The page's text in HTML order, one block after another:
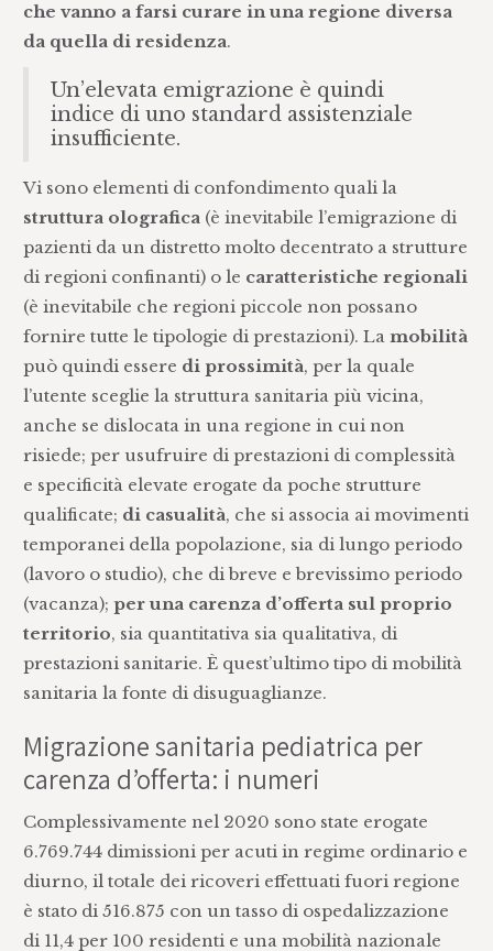
che vanno a farsi curare in una regione diversa
da quella di residenza.
Un’elevata emigrazione è quindi
indice di uno standard assistenziale
insufficiente.
Vi sono elementi di confondimento quali la
struttura olografica (è inevitabile l’emigrazione di
pazienti da un distretto molto decentrato a strutture
di regioni confinanti) o le caratteristiche regionali
(è inevitabile che regioni piccole non possano
fornire tutte le tipologie di prestazioni). Lamobilità
può quindi essere di prossimità, per la quale
l’utente sceglie la struttura sanitaria più vicina,
anche se dislocata in una regione in cui non
risiede; per usufruire di prestazioni di complessità
e specificità elevate erogate da poche strutture
qualificate; di casualità, che si associa ai movimenti
temporanei della popolazione, sia di lungo periodo
(lavoro o studio), che di breve e brevissimo periodo
(vacanza);per una carenza d’offerta sul proprio
territorio, sia quantitativa sia qualitativa, di
prestazioni sanitarie. È quest’ultimo tipo di mobilità
sanitaria la fonte di disuguaglianze.
Migrazione sanitaria pediatrica per
carenza d’offerta: i numeri
Complessivamente nel 2020 sono state erogate
6.769.744 dimissioni per acuti in regime ordinario e
diurno, il totale dei ricoveri effettuati fuori regione
è stato di 516.875 con un tasso di ospedalizzazione
di 11,4 per 100 residenti e una mobilità nazionale